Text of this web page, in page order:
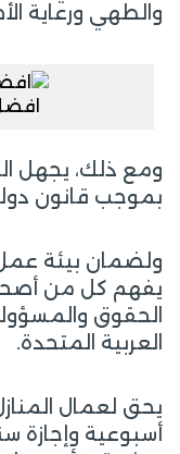
والطهي ورعاية
ومع ذلك، يجهل
بموجب قانون دولة
ولضمان بيئة
يفهم كل من
الحقوق
العربية المتحدة.
يحق لعمال
أسبوعية وإجازة